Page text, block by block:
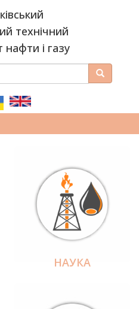
технічний
нафти і газу
Пошук
НАУКА